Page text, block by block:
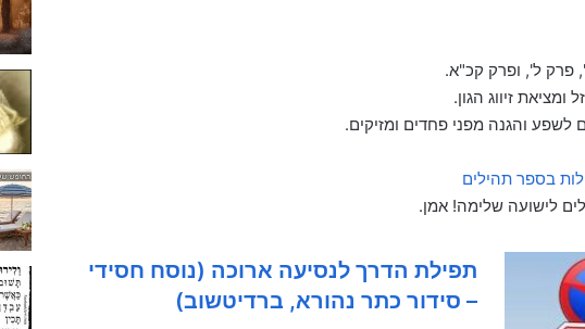
פרק ל', ופרק קכ"א.
זיווג הגון.
והגנה מפני פחדים ומזיקים.
בספר תהילים
לישועה שלימה! אמן.
תפילת הדרך לנסיעה ארוכה (נוסח חסידי
– סידור כתר נהורא, ברדיטשוב)